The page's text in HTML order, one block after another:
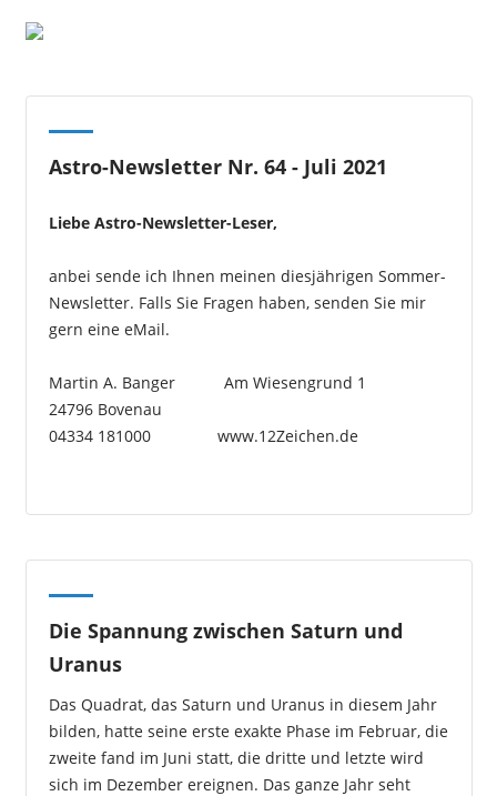
Astro-Newsletter Nr. 64 - Juli 2021
Liebe Astro-Newsletter-Leser,
anbei sende ich Ihnen meinen diesjährigen Sommer-
Newsletter. Falls Sie Fragen haben, senden Sie mir
gern eine eMail.
Martin A. Banger Am Wiesengrund 1
24796 Bovenau
04334 181000 www.12Zeichen.de
Die Spannung zwischen Saturn und
Uranus
Das Quadrat, das Saturn und Uranus in diesem Jahr
bilden, hatte seine erste exakte Phase im Februar, die
zweite fand im Juni statt, die dritte und letzte wird
sich im Dezember ereignen. Das ganze Jahr seht